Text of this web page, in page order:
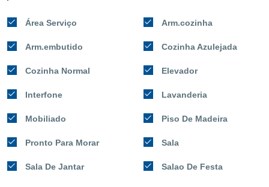
Área Serviço Arm.cozinha
Arm.embutido Cozinha Azulejada
Cozinha Normal Elevador
Interfone Lavanderia
Mobiliado Piso De Madeira
Pronto Para Morar Sala
Sala De Jantar Salao De Festa